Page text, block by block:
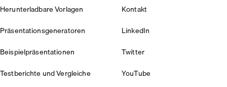
Herunterladbare Vorlagen
Präsentationsgeneratoren
Beispielpräsentationen
Testberichte und Vergleiche
Kontakt
LinkedIn
Twitter
YouTube